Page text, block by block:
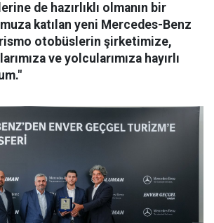
de hazırlıklı olmanın bir
katılan yeni Mercedes-Benz
otobüslerin şirketimize,
ve yolcularımıza hayırlı